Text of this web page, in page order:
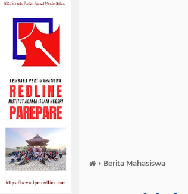
› Berita Mahasiswa